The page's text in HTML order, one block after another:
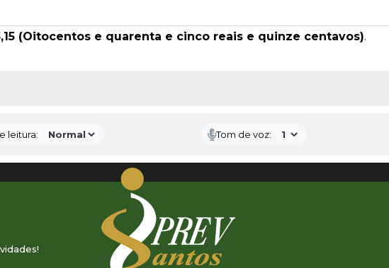
(Oitocentos e quarenta e cinco reais e quinze centavos).
leitura: Tom de voz: